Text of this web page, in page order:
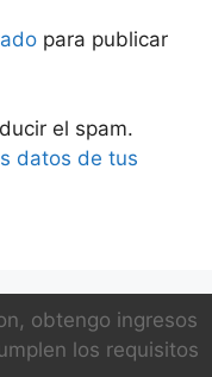
para publicar
el spam.
datos de tus
obtengo ingresos
los requisitos